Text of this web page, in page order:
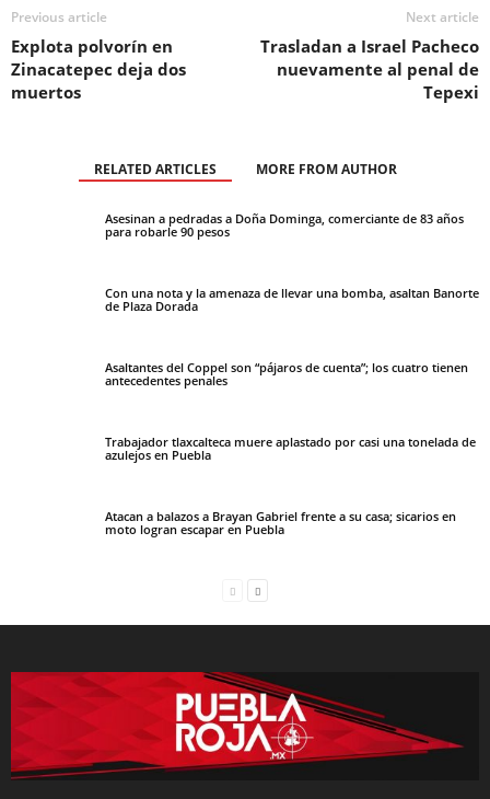
Previous article
Explota polvorín en
Zinacatepec deja dos
muertos
Next article
Trasladan a Israel Pacheco
nuevamente al penal de
Tepexi
RELATED ARTICLES MORE FROM AUTHOR
Asesinan a pedradas a Doña Dominga, comerciante de 83 años
para robarle 90 pesos
Con una nota y la amenaza de llevar una bomba, asaltan Banorte
de Plaza Dorada
Asaltantes del Coppel son “pájaros de cuenta”; los cuatro tienen
antecedentes penales
Trabajador tlaxcalteca muere aplastado por casi una tonelada de
azulejos en Puebla
Atacan a balazos a Brayan Gabriel frente a su casa; sicarios en
moto logran escapar en Puebla